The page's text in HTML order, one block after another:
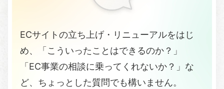
ECサイトの立ち上げ・リニューアルをはじ
め、「こういったことはできるのか？」
「EC事業の相談に乗ってくれないか？」な
ど、ちょっとした質問でも構いません。